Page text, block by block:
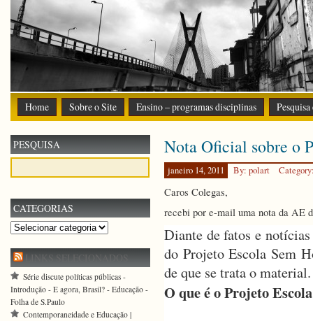
Home Sobre o Site Ensino – programas disciplinas
Nota Oficial sobre o
janeiro 14, 2011 By: polart
Caros Colegas,
recebi por e-mail uma nota da AE
Diante de fatos e
do Projeto Escola Sem
de que se trata o material.
O que é o Projeto
PESQUISA
CATEGORIAS
Categorias
LINKS SELECIONADOS
Série discute políticas públicas -
Introdução - E agora, Brasil? - Educação -
Folha de S.Paulo
Contemporaneidade e Educação |